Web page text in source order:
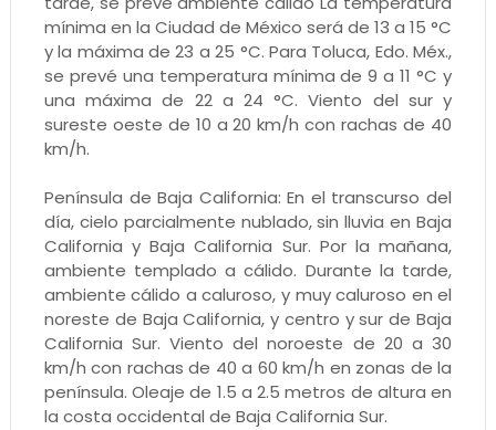
mínima en la Ciudad de México será de 13 a 15 °C
y la máxima de 23 a 25 °C. Para Toluca, Edo. Méx.,
se prevé una temperatura mínima de 9 a 11 °C y
una máxima de 22 a 24 °C. Viento del sur y
sureste oeste de 10 a 20 km/h con rachas de 40
km/h.
Península de Baja California: En el transcurso del
día, cielo parcialmente nublado, sin lluvia en Baja
California y Baja California Sur. Por la mañana,
ambiente templado a cálido. Durante la tarde,
ambiente cálido a caluroso, y muy caluroso en el
noreste de Baja California, y centro y sur de Baja
California Sur. Viento del noroeste de 20 a 30
km/h con rachas de 40 a 60 km/h en zonas de la
península. Oleaje de 1.5 a 2.5 metros de altura en
la costa occidental de Baja California Sur.